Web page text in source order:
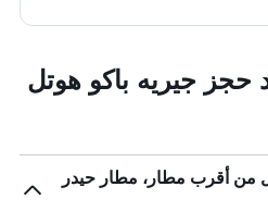
حجز جيريه باكو هوتل
من أقرب مطار، مطار حيدر